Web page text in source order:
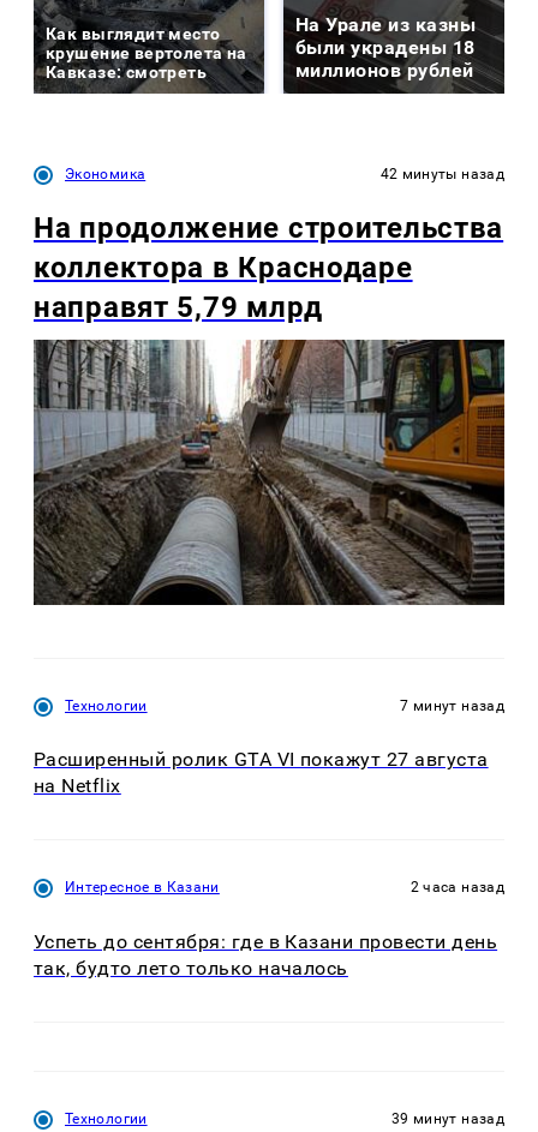
Как выглядит место
крушение вертолета на
Кавказе: смотреть
На Урале из казны
были украдены 18
миллионов рублей
Экономика 42 минуты назад
На продолжение строительства
коллектора в Краснодаре
направят 5,79 млрд
Технологии 7 минут назад
Расширенный ролик GTA VI покажут 27 августа
на Netflix
Интересное в Казани 2 часа назад
Успеть до сентября: где в Казани провести день
так, будто лето только началось
Технологии 39 минут назад